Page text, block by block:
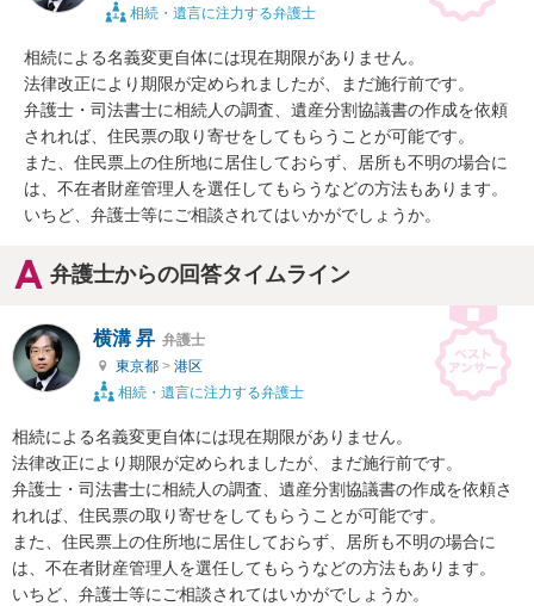
相続・遺言に注力する弁護士
相続による名義変更自体には現在期限がありません。
法律改正により期限が定められましたが、まだ施行前です。
弁護士・司法書士に相続人の調査、遺産分割協議書の作成を依頼
されれば、住民票の取り寄せをしてもらうことが可能です。
また、住民票上の住所地に居住しておらず、居所も不明の場合に
は、不在者財産管理人を選任してもらうなどの方法もあります。
いちど、弁護士等にご相談されてはいかがでしょうか。
弁護士からの回答タイムライン
横溝 昇 弁護士
東京都 > 港区
相続・遺言に注力する弁護士
相続による名義変更自体には現在期限がありません。
法律改正により期限が定められましたが、まだ施行前です。
弁護士・司法書士に相続人の調査、遺産分割協議書の作成を依頼さ
れれば、住民票の取り寄せをしてもらうことが可能です。
また、住民票上の住所地に居住しておらず、居所も不明の場合に
は、不在者財産管理人を選任してもらうなどの方法もあります。
いちど、弁護士等にご相談されてはいかがでしょうか。